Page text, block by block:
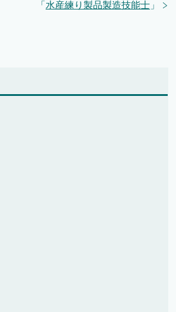
「 水産練り製品製造技能士 」